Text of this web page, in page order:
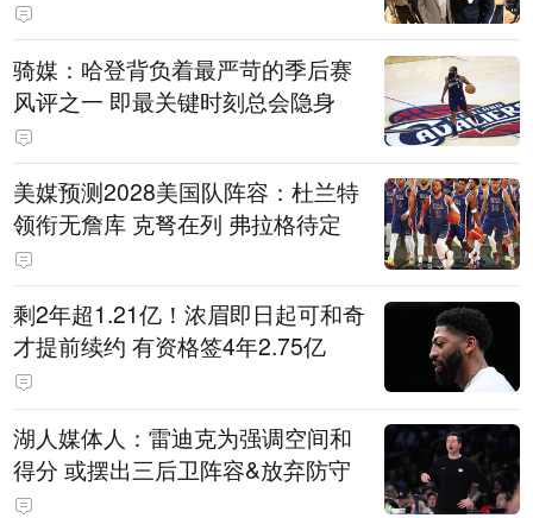
骑媒：哈登背负着最严苛的季后赛
风评之一 即最关键时刻总会隐身
美媒预测2028美国队阵容：杜兰特
领衔无詹库 克弩在列 弗拉格待定
剩2年超1.21亿！浓眉即日起可和奇
才提前续约 有资格签4年2.75亿
湖人媒体人：雷迪克为强调空间和
得分 或摆出三后卫阵容&放弃防守